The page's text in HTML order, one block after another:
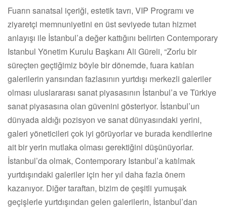
Fuarın sanatsal içeriği, estetik tavrı, VIP Programı ve
ziyaretçi memnuniyetini en üst seviyede tutan hizmet
anlayışı ile İstanbul’a değer kattığını belirten Contemporary
Istanbul Yönetim Kurulu Başkanı Ali Güreli, “Zorlu bir
süreçten geçtiğimiz böyle bir dönemde, fuara katılan
galerilerin yarısından fazlasının yurtdışı merkezli galeriler
olması uluslararası sanat piyasasının İstanbul’a ve Türkiye
sanat piyasasına olan güvenini gösteriyor. İstanbul’un
dünyada aldığı pozisyon ve sanat dünyasındaki yerini,
galeri yöneticileri çok iyi görüyorlar ve burada kendilerine
ait bir yerin mutlaka olması gerektiğini düşünüyorlar.
İstanbul’da olmak, Contemporary Istanbul’a katılmak
yurtdışındaki galeriler için her yıl daha fazla önem
kazanıyor. Diğer taraftan, bizim de çeşitli yumuşak
geçişlerle yurtdışından gelen galerilerin, İstanbul’dan